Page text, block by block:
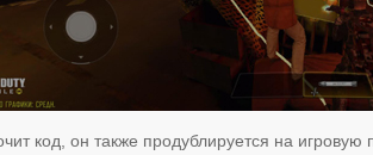
код, он также продублируется на игровую